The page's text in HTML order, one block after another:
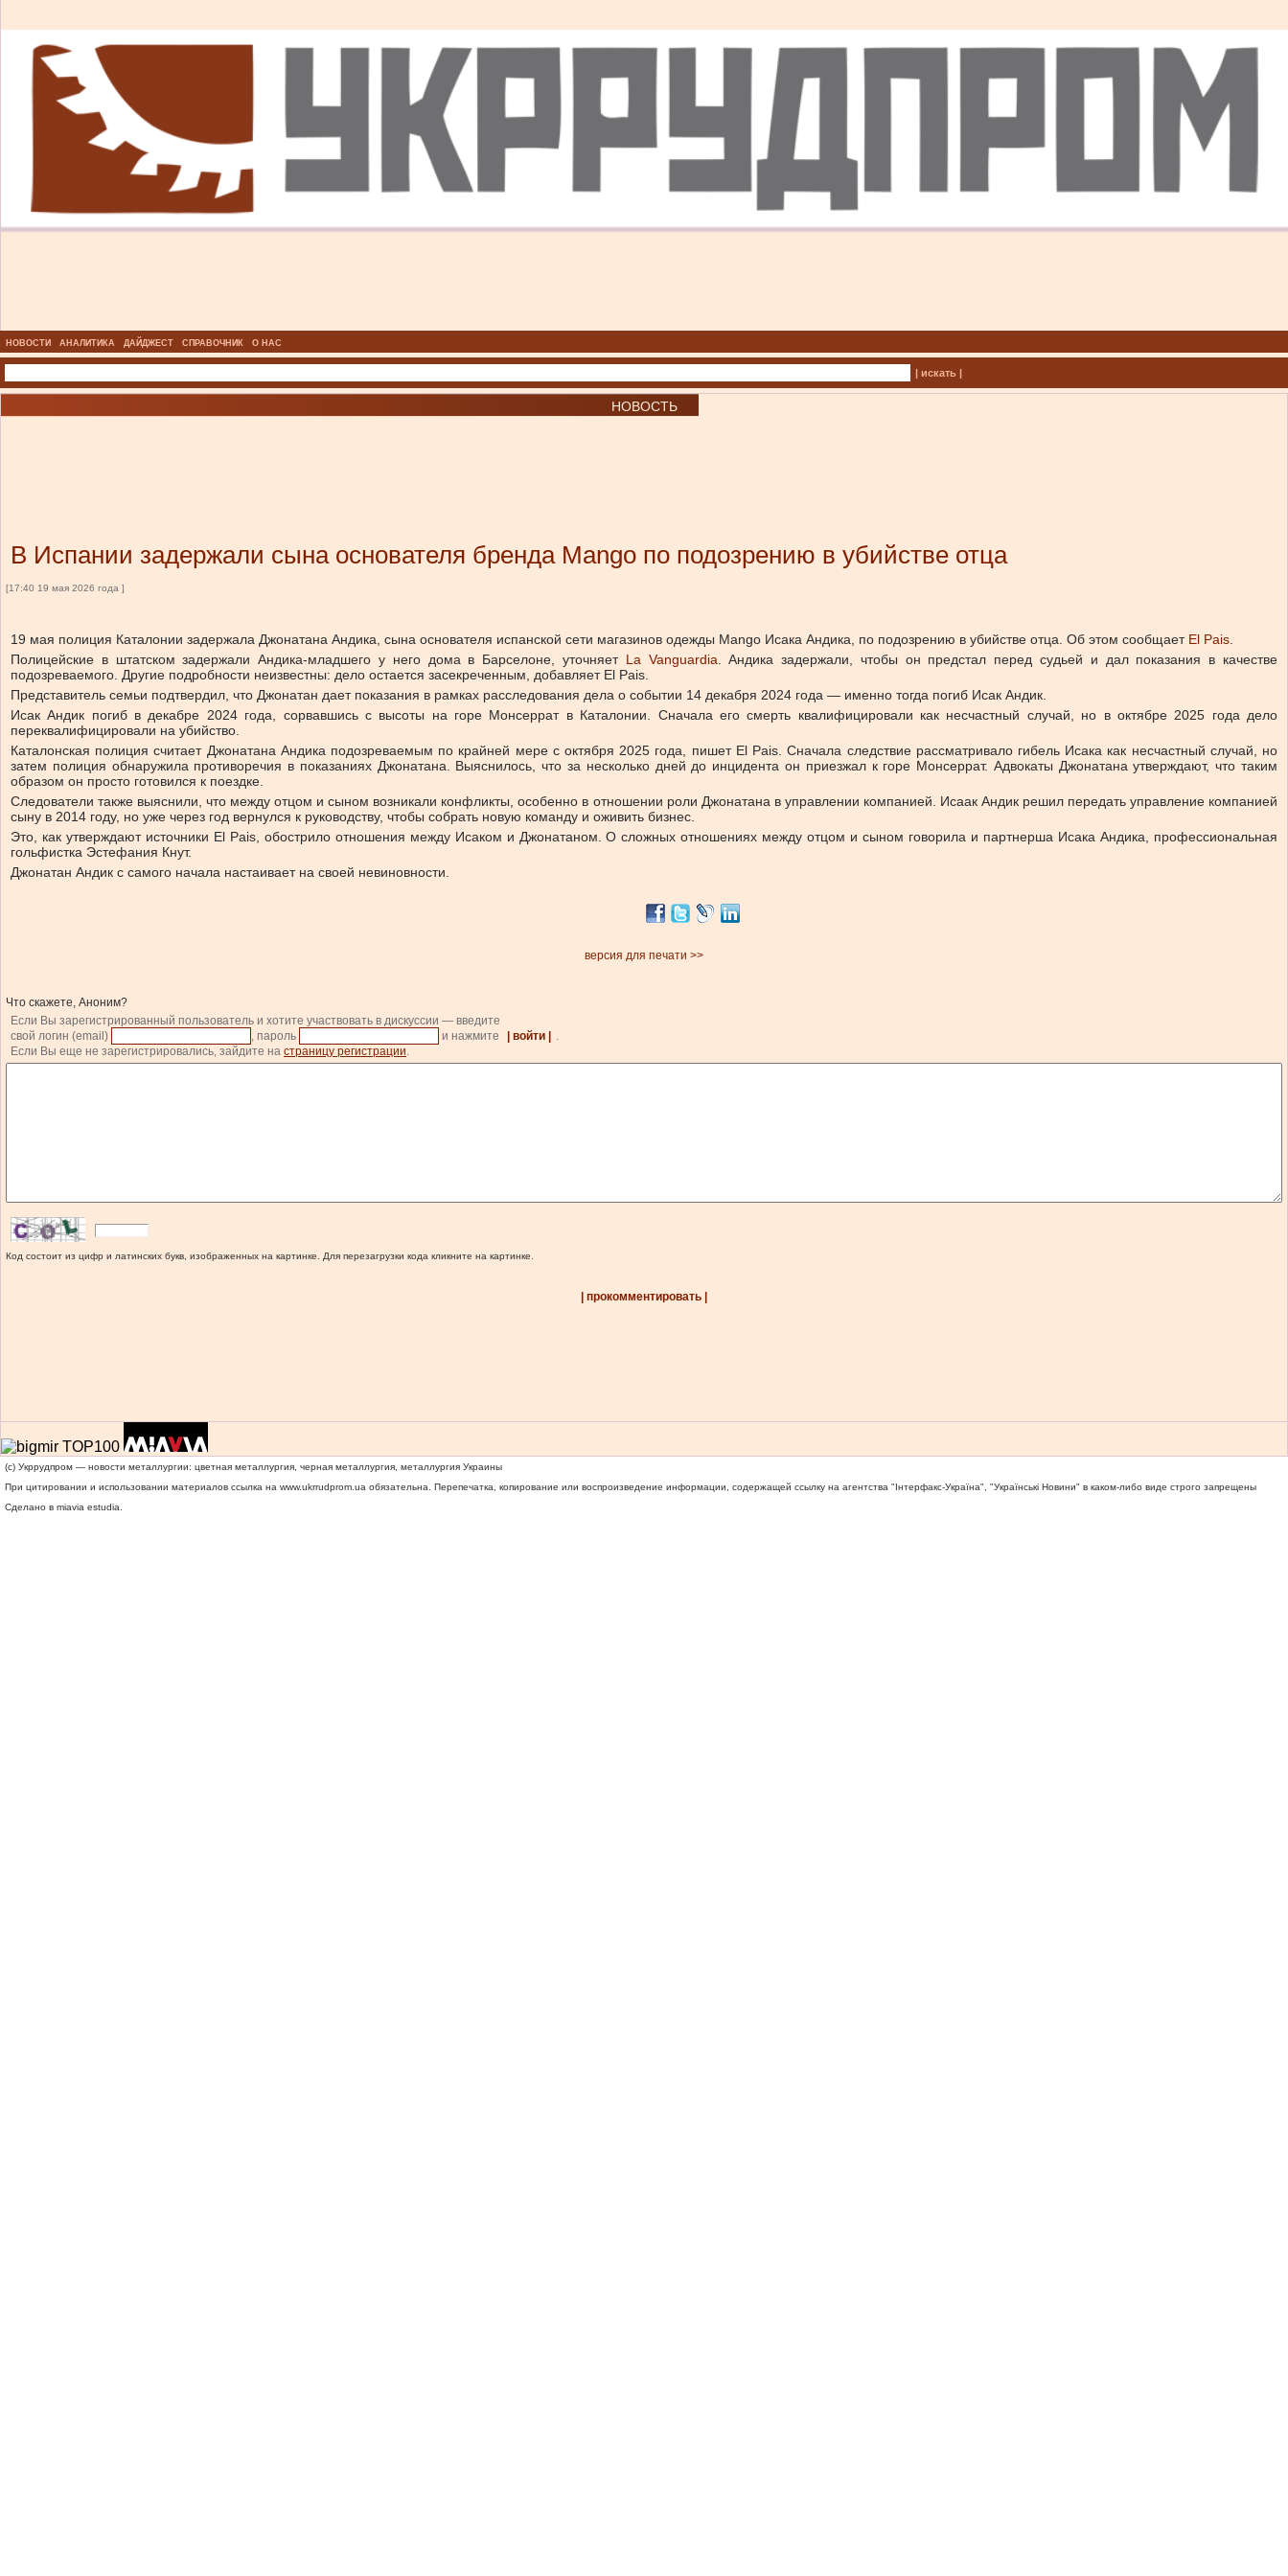
НОВОСТИ АНАЛИТИКА ДАЙДЖЕСТ СПРАВОЧНИК О НАС
| искать |
НОВОСТЬ
В Испании задержали сына основателя бренда Mango по подозрению в убийстве отца
[17:40 19 мая 2026 года ]
19 мая полиция Каталонии задержала Джонатана Андика, сына основателя испанской сети магазинов одежды Mango Исака Андика, по подозрению в убийстве отца. Об этом сообщает El Pais
Полицейские в штатском задержали Андика-младшего у него дома в Барселоне, уточняет La Vanguardia . Андика задержали, чтобы он предстал перед судьей и дал показания в качестве
подозреваемого. Другие подробности неизвестны: дело остается засекреченным, добавляет El Pais.
Представитель семьи подтвердил, что Джонатан дает показания в рамках расследования дела о событии 14 декабря 2024 года — именно тогда погиб Исак Андик.
Исак Андик погиб в декабре 2024 года, сорвавшись с высоты на горе Монсеррат в Каталонии. Сначала его смерть квалифицировали как несчастный случай, но в октябре 2025 года дело
переквалифицировали на убийство.
Каталонская полиция считает Джонатана Андика подозреваемым по крайней мере с октября 2025 года, пишет El Pais. Сначала следствие рассматривало гибель Исака как несчастный случай, но
затем полиция обнаружила противоречия в показаниях Джонатана. Выяснилось, что за несколько дней до инцидента он приезжал к горе Монсеррат. Адвокаты Джонатана утверждают, что таким
образом он просто готовился к поездке.
Следователи также выяснили, что между отцом и сыном возникали конфликты, особенно в отношении роли Джонатана в управлении компанией. Исаак Андик решил передать управление компанией
сыну в 2014 году, но уже через год вернулся к руководству, чтобы собрать новую команду и оживить бизнес.
Это, как утверждают источники El Pais, обострило отношения между Исаком и Джонатаном. О сложных отношениях между отцом и сыном говорила и партнерша Исака Андика, профессиональная
гольфистка Эстефания Кнут.
Джонатан Андик с самого начала настаивает на своей невиновности.
версия для печати >>
Что скажете, Аноним?
Если Вы зарегистрированный пользователь и хотите участвовать в дискуссии — введите
свой логин (email)
, пароль и нажмите | войти |
.
Если Вы еще не зарегистрировались, зайдите на страницу регистрации.
Код состоит из цифр и латинских букв, изображенных на картинке. Для перезагрузки кода кликните на картинке.
| прокомментировать |
(c) Укррудпром — новости металлургии: цветная металлургия, черная металлургия, металлургия Украины
При цитировании и использовании материалов ссылка на www.ukrrudprom.ua обязательна. Перепечатка, копирование или воспроизведение информации, содержащей ссылку на агентства "Iнтерфакс-Україна", "Українськi Новини" в каком-либо виде строго запрещены
Сделано в miavia estudia.